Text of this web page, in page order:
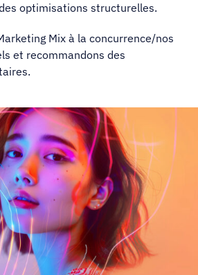
optimisations structurelles.
Mix à la concurrence/nos
et recommandons des